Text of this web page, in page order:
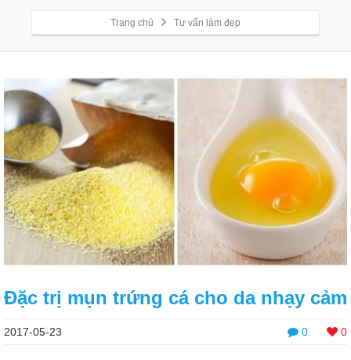
Trang chủ Tư vấn làm đẹp
Đặc trị mụn trứng cá cho da nhạy cảm
0 0
2017-05-23